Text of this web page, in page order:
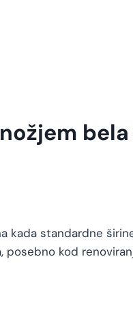
kada standardne
kod